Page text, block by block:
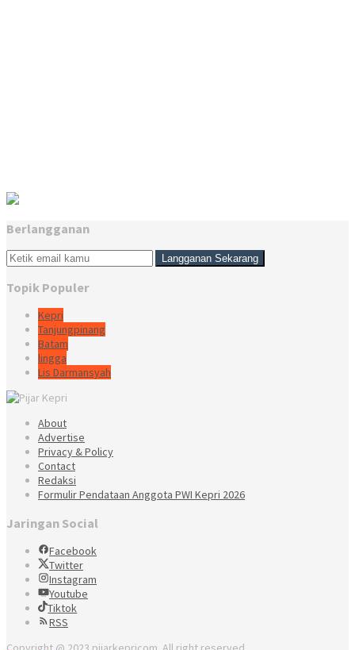
Berlangganan
Topik Populer
Kepri
Tanjungpinang
Batam
lingga
Lis Darmansyah
About
Advertise
Privacy & Policy
Contact
Redaksi
Formulir Pendataan Anggota PWI Kepri 2026
Jaringan Social
Facebook
Twitter
Instagram
Youtube
Tiktok
RSS